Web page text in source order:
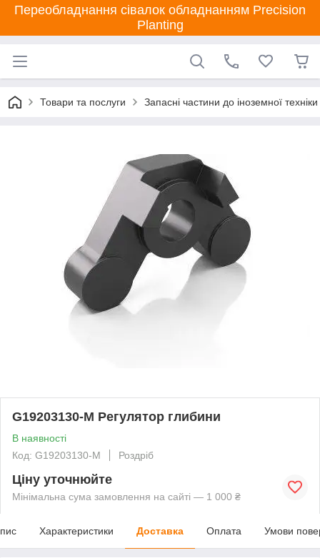
Переобладнання сівалок обладнанням Precision
Planting
Товари та послуги Запасні частини до іноземної техніки
G19203130-M Регулятор глибини
В наявності
Код: G19203130-M
Роздріб
Ціну уточнюйте
Мінімальна сума замовлення на сайті — 1 000 ₴
Характеристики Доставка Оплата Умови